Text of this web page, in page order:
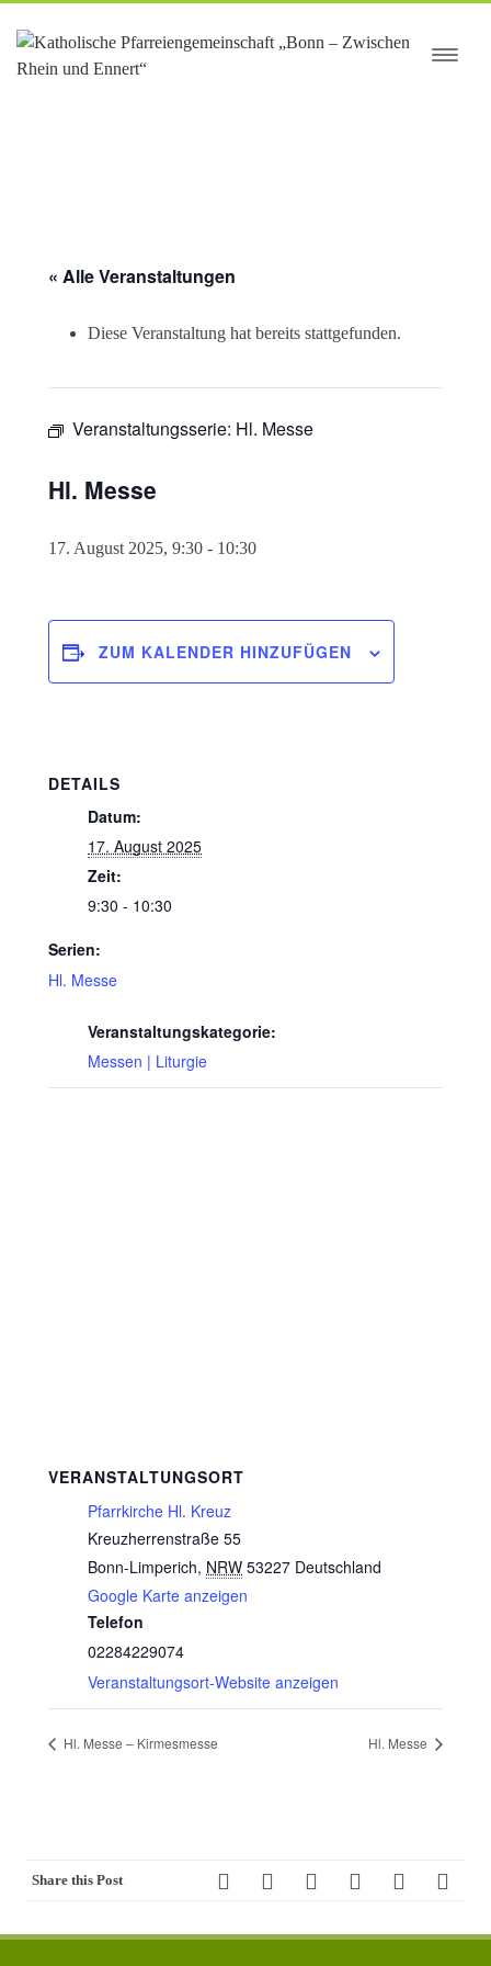
springen
« Alle Veranstaltungen
Diese Veranstaltung hat bereits stattgefunden.
Veranstaltungsserie: Hl. Messe
Hl. Messe
17. August 2025, 9:30 - 10:30
ZUM KALENDER HINZUFÜGEN
DETAILS
Datum:
17. August 2025
Zeit:
9:30 - 10:30
Serien:
Hl. Messe
Veranstaltungskategorie:
Messen | Liturgie
VERANSTALTUNGSORT
Pfarrkirche Hl. Kreuz
Kreuzherrenstraße 55
Bonn-Limperich, NRW 53227 Deutschland
Google Karte anzeigen
Telefon
02284229074
Veranstaltungsort-Website anzeigen
Hl. Messe – Kirmesmesse Hl. Messe
Share this Post